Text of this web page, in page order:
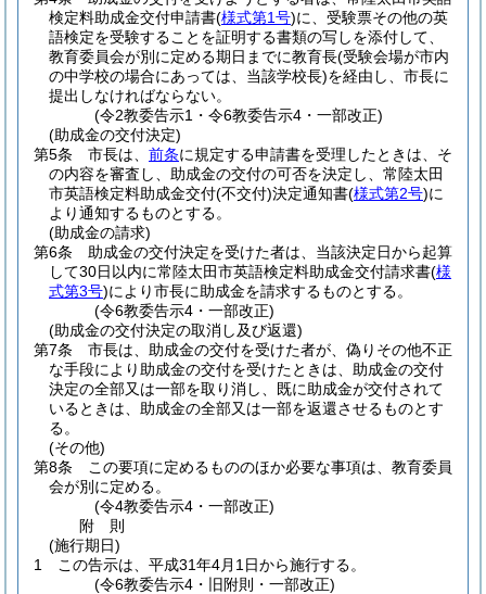
検定料助成金交付申請書(様式第1号)に、受験票その他の英
語検定を受験することを証明する書類の写しを添付して、
教育委員会が別に定める期日までに教育長(受験会場が市内
の中学校の場合にあっては、当該学校長)を経由し、市長に
提出しなければならない。
(令2教委告示1・令6教委告示4・一部改正)
(助成金の交付決定)
第5条
市長は、 前条に規定する申請書を受理したときは、そ
の内容を審査し、助成金の交付の可否を決定し、常陸太田
市英語検定料助成金交付(不交付)決定通知書(様式第2号)に
より通知するものとする。
(助成金の請求)
第6条
助成金の交付決定を受けた者は、当該決定日から起算
して30日以内に常陸太田市英語検定料助成金交付請求書(様
式第3号)により市長に助成金を請求するものとする。
(令6教委告示4・一部改正)
(助成金の交付決定の取消し及び返還)
第7条
市長は、助成金の交付を受けた者が、偽りその他不正
な手段により助成金の交付を受けたときは、助成金の交付
決定の全部又は一部を取り消し、既に助成金が交付されて
いるときは、助成金の全部又は一部を返還させるものとす
る。
(その他)
第8条
この要項に定めるもののほか必要な事項は、教育委員
会が別に定める。
(令4教委告示4・一部改正)
附 則
(施行期日)
1
この告示は、平成31年4月1日から施行する。
(令6教委告示4・旧附則・一部改正)